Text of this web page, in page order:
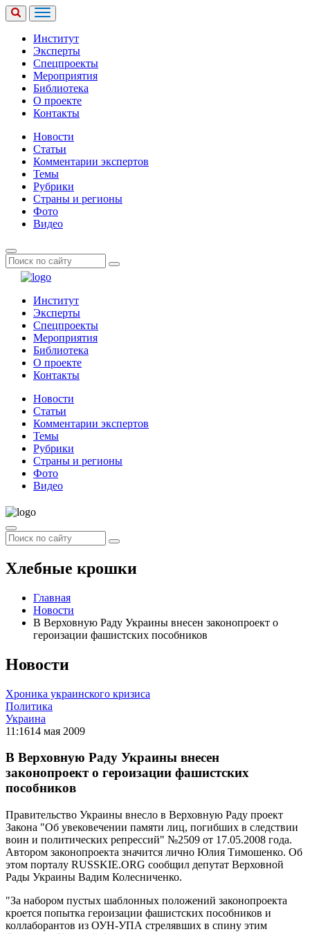
Институт
Эксперты
Спецпроекты
Мероприятия
Библиотека
О проекте
Контакты
Новости
Статьи
Комментарии экспертов
Темы
Рубрики
Страны и регионы
Фото
Видео
Институт
Эксперты
Спецпроекты
Мероприятия
Библиотека
О проекте
Контакты
Новости
Статьи
Комментарии экспертов
Темы
Рубрики
Страны и регионы
Фото
Видео
Хлебные крошки
Главная
Новости
В Верховную Раду Украины внесен законопроект о
героизации фашистских пособников
Новости
Хроника украинского кризиса
Политика
Украина
11:1614 мая 2009
В Верховную Раду Украины внесен
законопроект о героизации фашистских
пособников
Правительство Украины внесло в Верховную Раду проект
Закона "Об увековечении памяти лиц, погибших в следствии
воин и политических репрессий" №2509 от 17.05.2008 года.
Автором законопроекта значится лично Юлия Тимошенко. Об
этом порталу RUSSKIE.ORG сообщил депутат Верховной
Рады Украины Вадим Колесниченко.
"За набором пустых шаблонных положений законопроекта
кроется попытка героизации фашистских пособников и
коллаборантов из ОУН-УПА стрелявших в спину этим